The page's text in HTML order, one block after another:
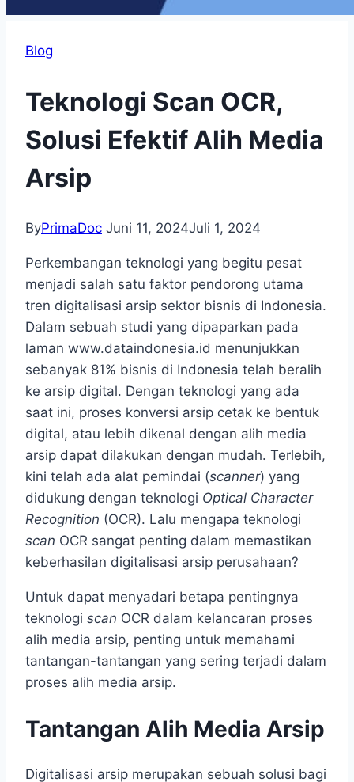
Blog
Teknologi Scan OCR,
Solusi Efektif Alih Media
Arsip
ByPrimaDoc Juni 11, 2024Juli 1, 2024
Perkembangan teknologi yang begitu pesat
menjadi salah satu faktor pendorong utama
tren digitalisasi arsip sektor bisnis di Indonesia.
Dalam sebuah studi yang dipaparkan pada
laman www.dataindonesia.id menunjukkan
sebanyak 81% bisnis di Indonesia telah beralih
ke arsip digital. Dengan teknologi yang ada
saat ini, proses konversi arsip cetak ke bentuk
digital, atau lebih dikenal dengan alih media
arsip dapat dilakukan dengan mudah. Terlebih,
kini telah ada alat pemindai (scanner) yang
didukung dengan teknologi Optical Character
Recognition (OCR). Lalu mengapa teknologi
scan OCR sangat penting dalam memastikan
keberhasilan digitalisasi arsip perusahaan?
Untuk dapat menyadari betapa pentingnya
teknologi scan OCR dalam kelancaran proses
alih media arsip, penting untuk memahami
tantangan-tantangan yang sering terjadi dalam
proses alih media arsip.
Tantangan Alih Media Arsip
Digitalisasi arsip merupakan sebuah solusi bagi